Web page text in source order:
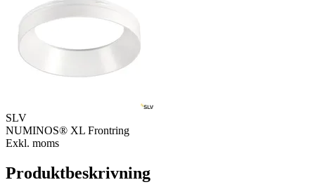
SLV
NUMINOS® XL Frontring
Exkl. moms
Produktbeskrivning